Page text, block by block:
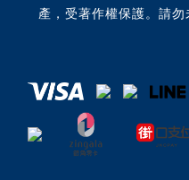
產，受著作權保護。請